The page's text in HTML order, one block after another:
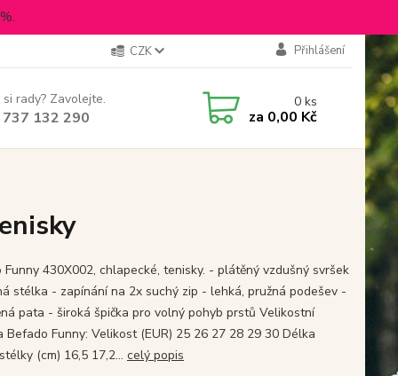
CZK Přihlášení
rady? Zavolejte.
132 290
0ks
za 0,00 Kč
Funny 430X002, chlapecké, tenisky. - plátěný vzdušný svršek
stélka - zapínání na 2x suchý zip - lehká, pružná podešev -
pata - široká špička pro volný pohyb prstů Velikostní
Befado Funny: Velikost (EUR) 25 26 27 28 29 30 Délka
(cm) 16,5 17,2... celý popis